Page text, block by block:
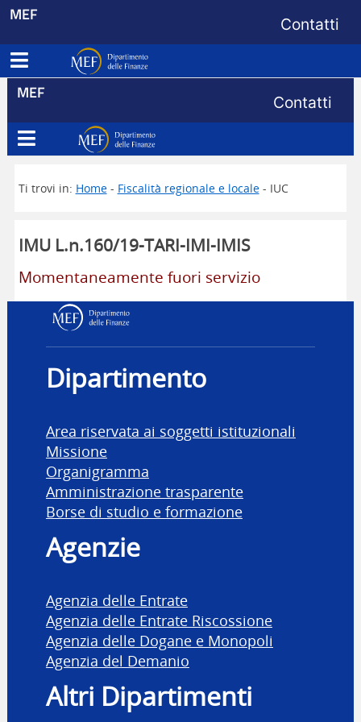
MEF Menu di
Contatti
Apri menu principale
Dipartimento delle Finanze
MEF Menu di
Contatti
Apri menu principale
Dipartimento delle Finanze
Ti trovi in: Home- Fiscalità regionale e locale- IUC
IMU L.n.160/19-TARI-IMI-IMIS
Momentaneamente fuori servizio
Dipartimento delle
Dipartimento
Area riservata ai soggetti istituzionali
Missione
Organigramma
Amministrazione trasparente
Borse di studio e formazione
Agenzie
Agenzia delle Entrate
Agenzia delle Entrate Riscossione
Agenzia delle Dogane e Monopoli
Agenzia del Demanio
Altri Dipartimenti